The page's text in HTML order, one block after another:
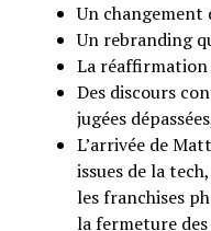
Un changement
Un rebranding
La
Des discours
jugées
L’arrivée de
issues de la
les franchises
la fermeture